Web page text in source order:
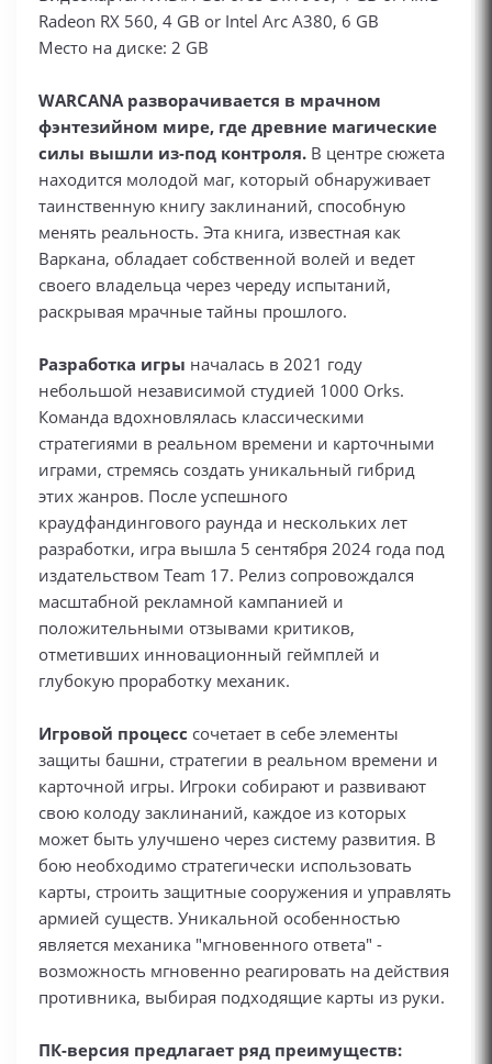
Radeon RX 560, 4 GB or Intel Arc A380, 6 GB
Место на диске: 2 GB
WARCANA разворачивается в мрачном
фэнтезийном мире, где древние магические
силы вышли из-под контроля. В центре сюжета
находится молодой маг, который обнаруживает
таинственную книгу заклинаний, способную
менять реальность. Эта книга, известная как
Варкана, обладает собственной волей и ведет
своего владельца через череду испытаний,
раскрывая мрачные тайны прошлого.
Разработка игры началась в 2021 году
небольшой независимой студией 1000 Orks.
Команда вдохновлялась классическими
стратегиями в реальном времени и карточными
играми, стремясь создать уникальный гибрид
этих жанров. После успешного
краудфандингового раунда и нескольких лет
разработки, игра вышла 5 сентября 2024 года под
издательством Team 17. Релиз сопровождался
масштабной рекламной кампанией и
положительными отзывами критиков,
отметивших инновационный геймплей и
глубокую проработку механик.
Игровой процесс сочетает в себе элементы
защиты башни, стратегии в реальном времени и
карточной игры. Игроки собирают и развивают
свою колоду заклинаний, каждое из которых
может быть улучшено через систему развития. В
бою необходимо стратегически использовать
карты, строить защитные сооружения и управлять
армией существ. Уникальной особенностью
является механика "мгновенного ответа" -
возможность мгновенно реагировать на действия
противника, выбирая подходящие карты из руки.
ПК-версия предлагает ряд преимуществ: